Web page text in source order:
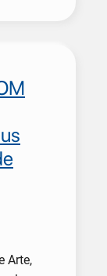
Arte,